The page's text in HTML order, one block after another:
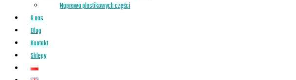
Naprawa plastikowych części
O nas
Blog
Kontakt
Sklepy